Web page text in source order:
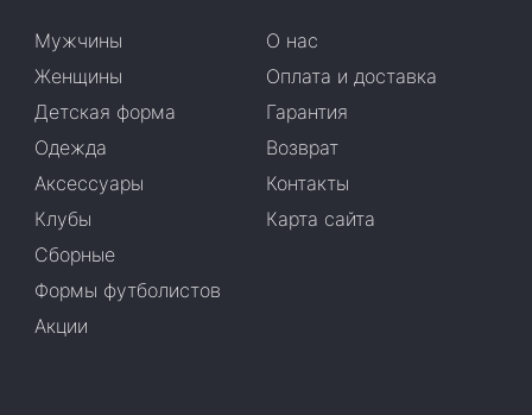
Мужчины
Женщины
Детская форма
Одежда
Аксессуары
Клубы
Сборные
Формы футболистов
Акции
О нас
Оплата и доставка
Гарантия
Возврат
Контакты
Карта сайта